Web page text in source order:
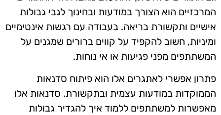
המרכזיים הוא הצורך במודעות ובחינוך לגבי גבולות
אישיים ותקשורת בריאה. בעבודה עם רגשות אינטימיים
ומיניות, חשוב להקפיד על קווים ברורים שמגנים על
המשתתפים מפני פגיעות או אי נוחות.
פתרון אפשרי לאתגרים אלו הוא פיתוח סדנאות
הממוקדות במודעות עצמית ובתקשורת. סדנאות אלו
מאפשרות למשתתפים ללמוד איך להגדיר גבולות